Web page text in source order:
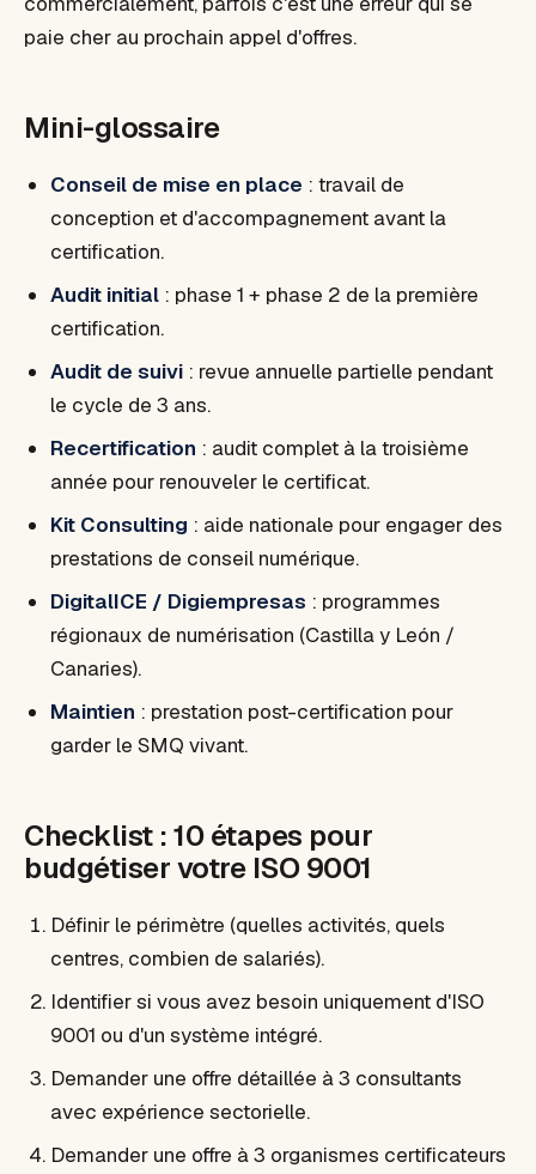
paie cher au prochain appel d'offres.
Mini-glossaire
Conseil de mise en place : travail de
conception et d'accompagnement avant la
certification.
Audit initial : phase 1 + phase 2 de la première
certification.
Audit de suivi : revue annuelle partielle pendant
le cycle de 3 ans.
Recertification : audit complet à la troisième
année pour renouveler le certificat.
Kit Consulting : aide nationale pour engager des
prestations de conseil numérique.
DigitalICE / Digiempresas : programmes
régionaux de numérisation (Castilla y León /
Canaries).
Maintien : prestation post-certification pour
garder le SMQ vivant.
Checklist : 10 étapes pour
budgétiser votre ISO 9001
Définir le périmètre (quelles activités, quels
centres, combien de salariés).
Identifier si vous avez besoin uniquement d'ISO
9001 ou d'un système intégré.
Demander une offre détaillée à 3 consultants
avec expérience sectorielle.
Demander une offre à 3 organismes certificateurs